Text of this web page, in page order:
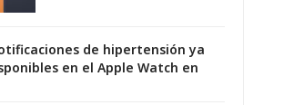
de hipertensión ya
en el Apple Watch en